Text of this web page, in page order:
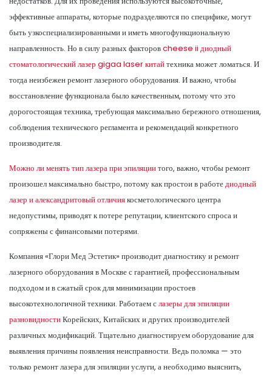
эффективные аппараты, которые подразделяются по специфике, могут
быть узкоспециализированными и иметь многофункциональную
направленность. Но в силу разных факторовcheese ii диодный
стоматологический лазер gigaa laser китайтехника может ломаться. И
тогда неизбежен ремонт лазерного оборудования. И важно, чтобы
восстановление функционала было качественным, потому что это
дорогостоящая техника, требующая максимально бережного отношения,
соблюдения технического регламента и рекомендаций конкретного
производителя.
Можно ли менять тип лазера при эпиляциитого, важно, чтобы ремонт
произошел максимально быстро, потому как простои в работедиодный
лазер и александритовый отличиякосметологического центра
недопустимы, приводят к потере репутации, клиентского спроса и
сопряжены с финансовыми потерями.
Компания «Глори Мед Эстетик» производит диагностику и ремонт
лазерного оборудования в Москве с гарантией, профессиональным
подходом и в сжатый срок для минимизации простоев
высокотехнологичной техники. Работаем слазеры для эпиляции
разновидностиКорейских, Китайских и других производителей
различных модификаций. Тщательно диагностируем оборудование для
выявления причины появления неисправности. Ведь поломка — это
только ремонт лазера для эпиляции услуги, а необходимо выяснить,